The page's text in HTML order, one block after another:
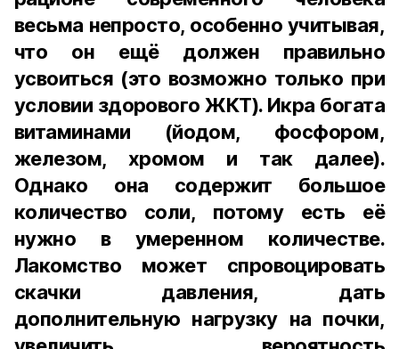
весьма непросто, особенно учитывая,
что он ещё должен правильно
усвоиться (это возможно только при
условии здорового ЖКТ). Икра богата
витаминами (йодом, фосфором,
железом, хромом и так далее).
Однако она содержит большое
количество соли, потому есть её
нужно в умеренном количестве.
Лакомство может спровоцировать
скачки давления, дать
дополнительную нагрузку на почки,